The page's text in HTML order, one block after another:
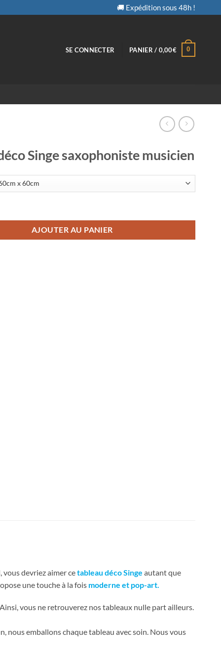
🚚 Expédition sous 48h !
SE CONNECTER PANIER / 0,00€ 0
Singe saxophoniste musicien
AJOUTER AU PANIER
vous devriez aimer cetableau déco Singe autant que
une touche à la fois moderne et pop-art.
vous ne retrouverez nos tableaux nulle part ailleurs.
nous emballons chaque tableau avec soin. Nous vous